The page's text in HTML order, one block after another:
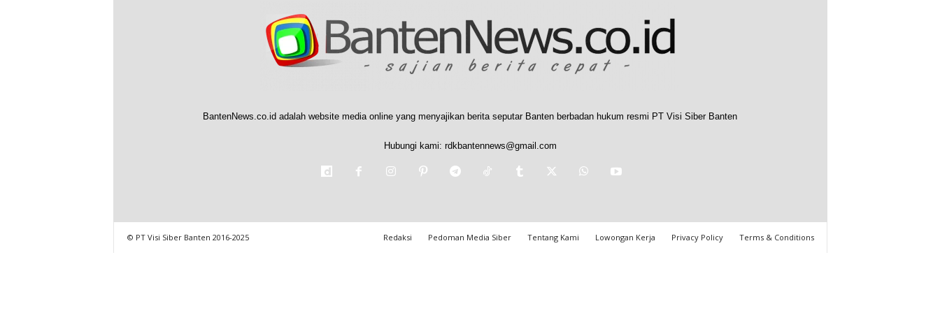
BantenNews.co.id adalah website media online yang menyajikan berita seputar Banten berbadan hukum resmi PT Visi Siber Banten
Hubungi kami: rdkbantennews@gmail.com
Redaksi Pedoman Media Siber Tentang Kami Lowongan Kerja Privacy Policy Terms & Conditions
© PT Visi Siber Banten 2016-2025